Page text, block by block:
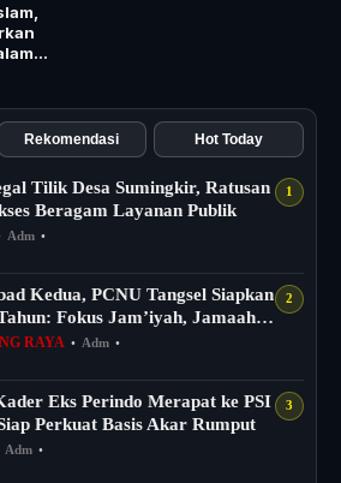
Rekomendasi Hot Today
Tilik Desa Sumingkir, Ratusan
Beragam Layanan Publik
Adm •
Kedua, PCNU Tangsel Siapkan
Fokus Jam’iyah, Jamaah
RAYA • Adm •
Eks Perindo Merapat ke PSI
Perkuat Basis Akar Rumput
Adm •